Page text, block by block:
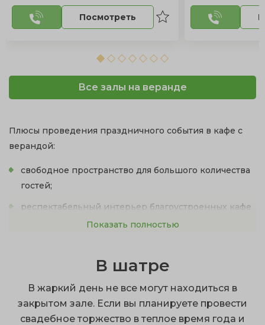
Посмотреть
Все залы на веранде
Плюсы проведения праздничного события в кафе с
верандой:
свободное пространство для большого количества
гостей;
респектабельный интерьер благоустроенных кафе
с выходом на веранду;
благодаря выездной регистрации;
терраса – это надежное укрытие от непогоды;
Показать полностью
В шатре
В жаркий день не все могут находиться в
закрытом зале. Если вы планируете провести
свадебное торжество в теплое время года и